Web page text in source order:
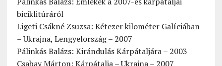
biciklitúráról
Ligeti Csákné Zsuzsa: Kétezer kilométer Galíciában
– Ukrajna, Lengyelország – 2007
Pálinkás Balázs: Kirándulás Kárpátaljára – 2003
Csabay Márton: Kárpátalja – Ukrajna – 2007